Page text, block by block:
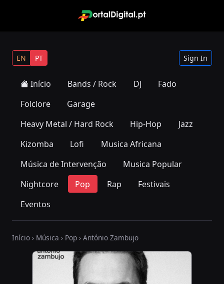
EN PT Sign In
Início Bands / Rock DJ
Fado
Folclore
Garage
Heavy Metal / Hard Rock
Hip-Hop
Jazz
Kizomba
Lofi
Musica Africana
Música de Intervenção
Musica Popular
Nightcore
Pop Rap
Festivais
Eventos
Início › Música › Pop › António Zambujo